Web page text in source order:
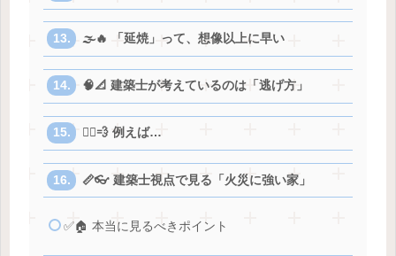
🌫️🔥 「延焼」って、想像以上に早い
🧠📐 建築士が考えているのは「逃げ方」
🏃‍♂️💨 例えば…
📏👓 建築士視点で見る「火災に強い家」
✅🏠 本当に見るべきポイント